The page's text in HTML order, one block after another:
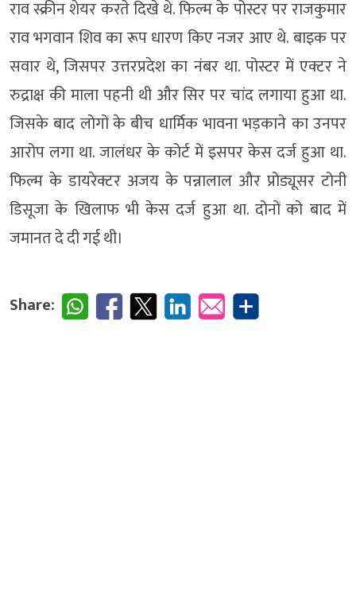
राव स्क्रीन शेयर करते दिखे थे. फिल्म के पोस्टर पर राजकुमार
राव भगवान शिव का रूप धारण किए नजर आए थे. बाइक पर
सवार थे, जिसपर उत्तरप्रदेश का नंबर था. पोस्टर में एक्टर ने
रुद्राक्ष की माला पहनी थी और सिर पर चांद लगाया हुआ था.
जिसके बाद लोगों के बीच धार्मिक भावना भड़काने का उनपर
आरोप लगा था. जालंधर के कोर्ट में इसपर केस दर्ज हुआ था.
फिल्म के डायरेक्टर अजय के पन्नालाल और प्रोड्यूसर टोनी
डिसूजा के खिलाफ भी केस दर्ज हुआ था. दोनों को बाद में
जमानत दे दी गई थी।
Share: